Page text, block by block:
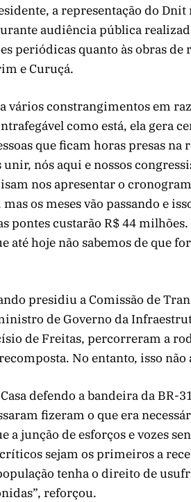
a representação do Dnit
audiência pública
periódicas quanto às obras de
e Curuçá.
a vários constrangimentos em
como está, ela gera
que ficam horas presas na
nós aqui e nossos
nos apresentar o
os meses vão passando e
pontes custarão R$ 44
hoje não sabemos de que
presidiu a Comissão de
de Governo da
de Freitas, percorreram a
No entanto, isso não
defendo a bandeira da BR-
fizeram o que era
a junção de esforços e vozes
sejam os primeiros a
tenha o direito de
reforçou.